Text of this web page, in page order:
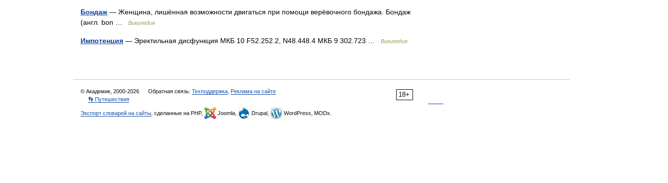
Бондаж — Женщина, лишённая возможности двигаться при помощи верёвочного бондажа. Бондаж
(англ. bon …
Википедия
Импотенция — Эректильная дисфункция МКБ 10 F52.252.2, N48.448.4 МКБ 9 302.723 … Википедия
18+
© Академик, 2000-2026 Обратная связь: Техподдержка Реклама на сайте
👣 Путешествия
Экспорт словарей на сайты , сделанные на PHP, Joomla, Drupal, WordPress, MODx.